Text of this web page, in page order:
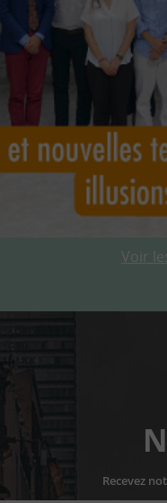
Voir
Recevez